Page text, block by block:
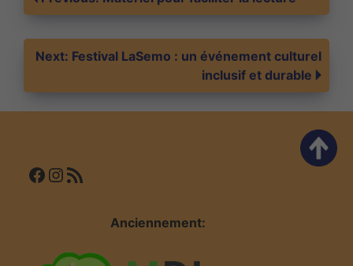
de
l’article
Next: Festival LaSemo : un événement culturel
inclusif et durable
Facebook InstagramFlux RSS
Anciennement: